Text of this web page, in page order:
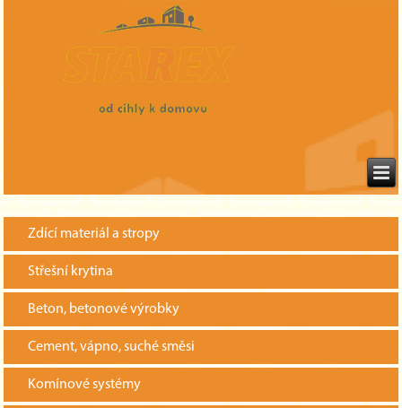
Zdící materiál a stropy
Střešní krytina
Beton, betonové výrobky
Cement, vápno, suché směsi
Komínové systémy